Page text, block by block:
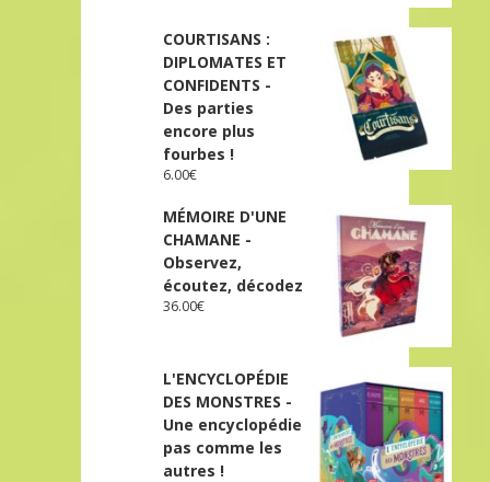
COURTISANS :
DIPLOMATES ET
CONFIDENTS -
Des parties
encore plus
fourbes !
6.00€
MÉMOIRE D'UNE
CHAMANE -
Observez,
écoutez, décodez
36.00€
L'ENCYCLOPÉDIE
DES MONSTRES -
Une encyclopédie
pas comme les
autres !